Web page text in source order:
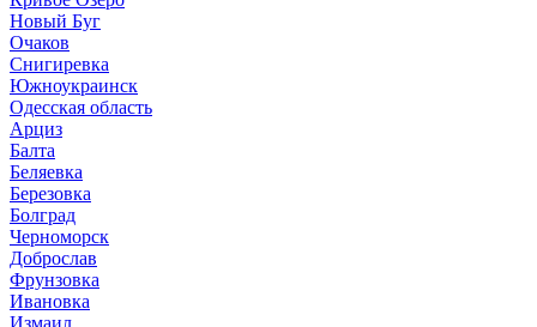
Новый Буг
Очаков
Снигиревка
Южноукраинск
Одесская область
Арциз
Балта
Беляевка
Березовка
Болград
Черноморск
Доброслав
Фрунзовка
Ивановка
Измаил